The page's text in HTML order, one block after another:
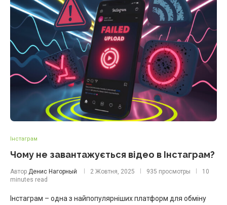
Інстаграм
Чому не завантажується відео в Інстаграм?
Автор Денис Нагорный 2 Жовтня, 2025 935 просмотры
10
minutes read
Інстаграм – одна з найпопулярніших платформ для обміну